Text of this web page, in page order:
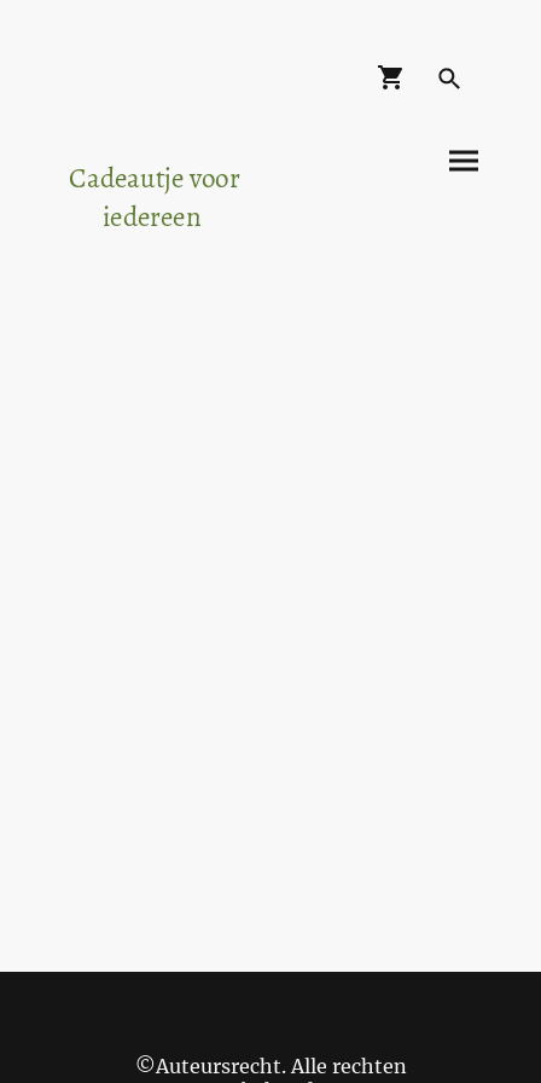
Cadeautje voor
iedereen
©Auteursrecht. Alle rechten